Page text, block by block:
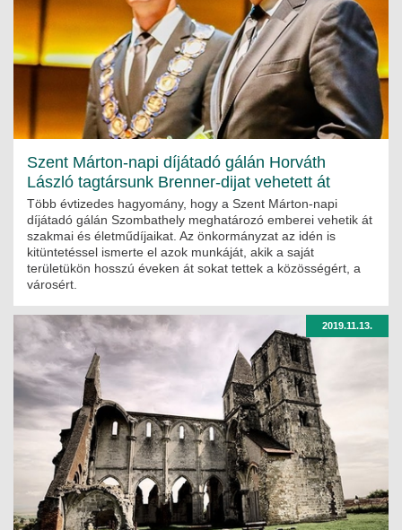
JOGI KÖTELEZETTSÉGEK
SZAKMAI KÖTELEZETTSÉGEK
MÉRNÖKI VÁLLALKOZÁSOK
SZEMÉLYES PORTFÓLIÓK
KAPCSOLAT
Szent Márton-napi díjátadó gálán Horváth
László tagtársunk Brenner-dijat vehetett át
Több évtizedes hagyomány, hogy a Szent Márton-napi
díjátadó gálán Szombathely meghatározó emberei vehetik át
szakmai és életműdíjaikat. Az önkormányzat az idén is
kitüntetéssel ismerte el azok munkáját, akik a saját
területükön hosszú éveken át sokat tettek a közösségért, a
városért.
2019.11.13.